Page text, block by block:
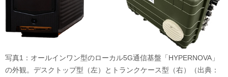
写真1：オールインワン型のローカル5G通信基盤「HYPERNOVA」
の外観。デスクトップ型（左）とトランクケース型（右）（出典：